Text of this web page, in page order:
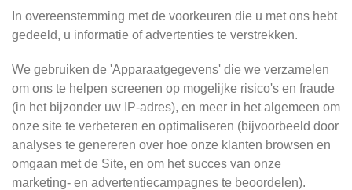
In overeenstemming met de voorkeuren die u met ons hebt
gedeeld, u informatie of advertenties te verstrekken.
We gebruiken de 'Apparaatgegevens' die we verzamelen
om ons te helpen screenen op mogelijke risico's en fraude
(in het bijzonder uw IP-adres), en meer in het algemeen om
onze site te verbeteren en optimaliseren (bijvoorbeeld door
analyses te genereren over hoe onze klanten browsen en
omgaan met de Site, en om het succes van onze
marketing- en advertentiecampagnes te beoordelen).